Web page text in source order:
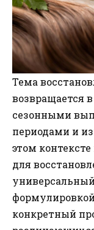
Тема
возвращается
сезонными
периодами и
этом
для
конкретный